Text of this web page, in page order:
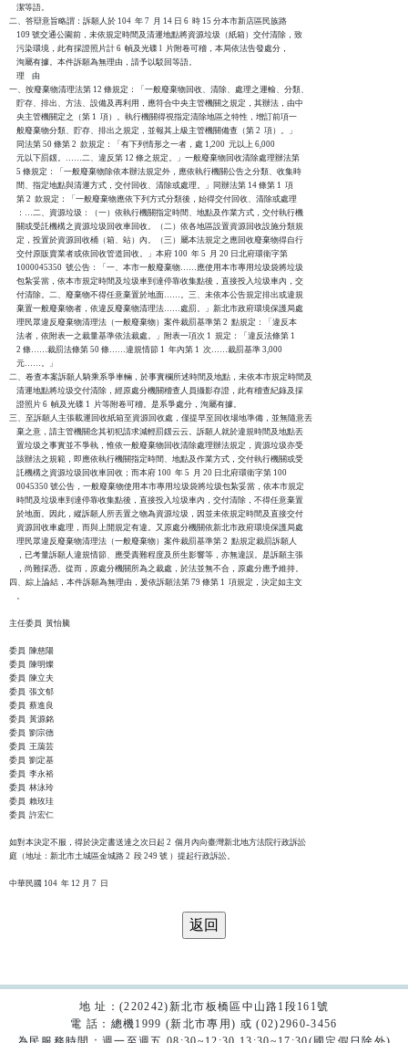
    潔等語。
二、答辯意旨略謂：訴願人於 104  年 7  月 14 日 6  時 15 分本市新店區民族路
    109 號交通公園前，未依規定時間及清運地點將資源垃圾（紙箱）交付清除，致
    污染環境，此有採證照片計 6  幀及光碟 l  片附卷可稽，本局依法告發處分，
    洵屬有據。本件訴願為無理由，請予以駁回等語。
    理    由
一、按廢棄物清理法第 12 條規定：「一般廢棄物回收、清除、處理之運輸、分類、
    貯存、排出、方法、設備及再利用，應符合中央主管機關之規定，其辦法，由中
    央主管機關定之（第 1  項）。執行機關得視指定清除地區之特性，增訂前項一
    般廢棄物分類、貯存、排出之規定，並報其上級主管機關備查（第 2  項）。」
    同法第 50 條第 2  款規定：「有下列情形之一者，處 1,200  元以上 6,000
    元以下罰鍰。……二、違反第 12 條之規定。」一般廢棄物回收清除處理辦法第
    5 條規定：「一般廢棄物除依本辦法規定外，應依執行機關公告之分類、收集時
    間、指定地點與清運方式，交付回收、清除或處理。」同辦法第 14 條第 1  項
    第 2  款規定：「一般廢棄物應依下列方式分類後，始得交付回收、清除或處理
    ：…二、資源垃圾：（一）依執行機關指定時間、地點及作業方式，交付執行機
    關或受託機構之資源垃圾回收車回收。（二）依各地區設置資源回收設施分類規
    定，投置於資源回收桶（箱、站）內。（三）屬本法規定之應回收廢棄物得自行
    交付原販賣業者或依回收管道回收。」本府 100  年 5  月 20 日北府環衛字第
    1000045350  號公告：「一、本市一般廢棄物……應使用本市專用垃圾袋將垃圾
    包紮妥當，依本市規定時間及垃圾車到達停靠收集點後，直接投入垃圾車內，交
    付清除。二、廢棄物不得任意棄置於地面……。三、未依本公告規定排出或違規
    棄置一般廢棄物者，依違反廢棄物清理法……處罰。」新北市政府環境保護局處
    理民眾違反廢棄物清理法（一般廢棄物）案件裁罰基準第 2  點規定：「違反本
    法者，依附表一之裁量基準依法裁處。」附表一項次 1  規定：「違反法條第 1
    2 條……裁罰法條第 50 條……違規情節 1  年內第 1  次……裁罰基準 3,000
    元……。」
二、卷查本案訴願人騎乘系爭車輛，於事實欄所述時間及地點，未依本市規定時間及
    清運地點將垃圾交付清除，經原處分機關稽查人員攝影存證，此有稽查紀錄及採
    證照片 6  幀及光碟 1  片等附卷可稽。是系爭處分，洵屬有據。
三、至訴願人主張載運回收紙箱至資源回收處，僅提早至回收場地準備，並無隨意丟
    棄之意，請主管機關念其初犯請求減輕罰鍰云云。訴願人就於違規時間及地點丟
    置垃圾之事實並不爭執，惟依一般廢棄物回收清除處理辦法規定，資源垃圾亦受
    該辦法之規範，即應依執行機關指定時間、地點及作業方式，交付執行機關或受
    託機構之資源垃圾回收車回收；而本府 100  年 5  月 20 日北府環衛字第 100
    0045350 號公告，一般廢棄物使用本市專用垃圾袋將垃圾包紮妥當，依本市規定
    時間及垃圾車到達停靠收集點後，直接投入垃圾車內，交付清除，不得任意棄置
    於地面。因此，縱訴願人所丟置之物為資源垃圾，因並未依規定時間及直接交付
    資源回收車處理，而與上開規定有違。又原處分機關依新北市政府環境保護局處
    理民眾違反廢棄物清理法（一般廢棄物）案件裁罰基準第 2  點規定裁罰訴願人
    ，已考量訴願人違規情節、應受責難程度及所生影響等，亦無違誤。是訴願主張
    ，尚難採憑。從而，原處分機關所為之裁處，於法並無不合，原處分應予維持。
四、綜上論結，本件訴願為無理由，爰依訴願法第 79 條第 1  項規定，決定如主文
    。
主任委員  黃怡騰
委員  陳慈陽
委員  陳明燦
委員  陳立夫
委員  張文郁
委員  蔡進良
委員  黃源銘
委員  劉宗德
委員  王藹芸
委員  劉定基
委員  李永裕
委員  林泳玲
委員  賴玫珪
委員  許宏仁
如對本決定不服，得於決定書送達之次日起 2  個月內向臺灣新北地方法院行政訴訟
庭（地址：新北市土城區金城路 2  段 249 號 ）提起行政訴訟。
地 址：(220242)新北市板橋區中山路1段161號
電 話：總機1999 (新北市專用) 或 (02)2960-3456